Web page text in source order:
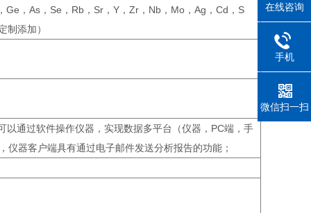
，As，Se，Rb，Sr，Y，Zr，Nb，Mo，Ag，Cd，S
添加）
通过软件操作仪器，实现数据多平台（仪器，PC端，手
器客户端具有通过电子邮件发送分析报告的功能；
在线咨询
手机
微信扫一扫